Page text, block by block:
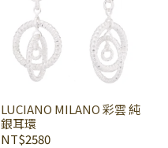
LUCIANO MILANO 彩雲 純
銀耳環
NT$2580